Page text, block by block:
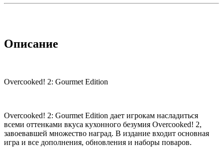
Описание
Overcooked! 2: Gourmet Edition
Overcooked! 2: Gourmet Edition дает игрокам насладиться
всеми оттенками вкуса кухонного безумия Overcooked! 2,
завоевавшей множество наград. В издание входит основная
игра и все дополнения, обновления и наборы поваров.